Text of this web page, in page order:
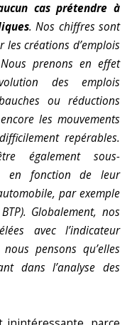
cas prétendre à
. Nos chiffres sont
créations d’emplois
prenons en effet
des emplois
ou réductions
les mouvements
repérables.
également sous-
en fonction de leur
par exemple
Globalement, nos
avec l’indicateur
pensons qu’elles
dans l’analyse des